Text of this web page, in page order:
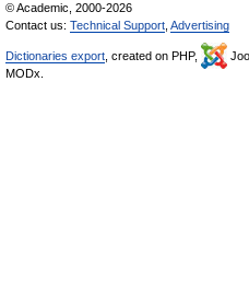
© Academic, 2000-2026
Contact us: Technical Support Advertising
Dictionaries export , created on PHP,
MODx.